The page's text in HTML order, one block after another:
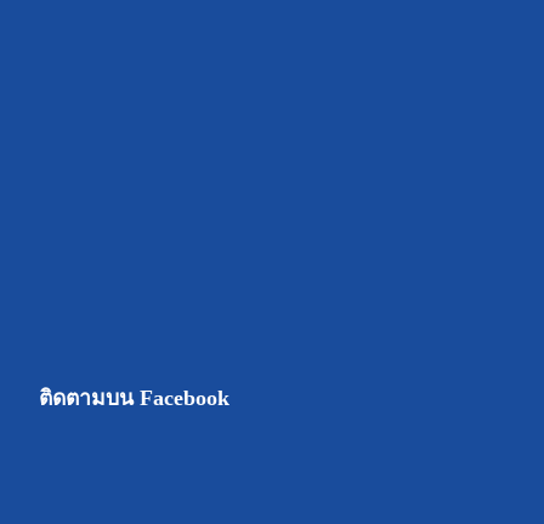
ติดตามบน Facebook